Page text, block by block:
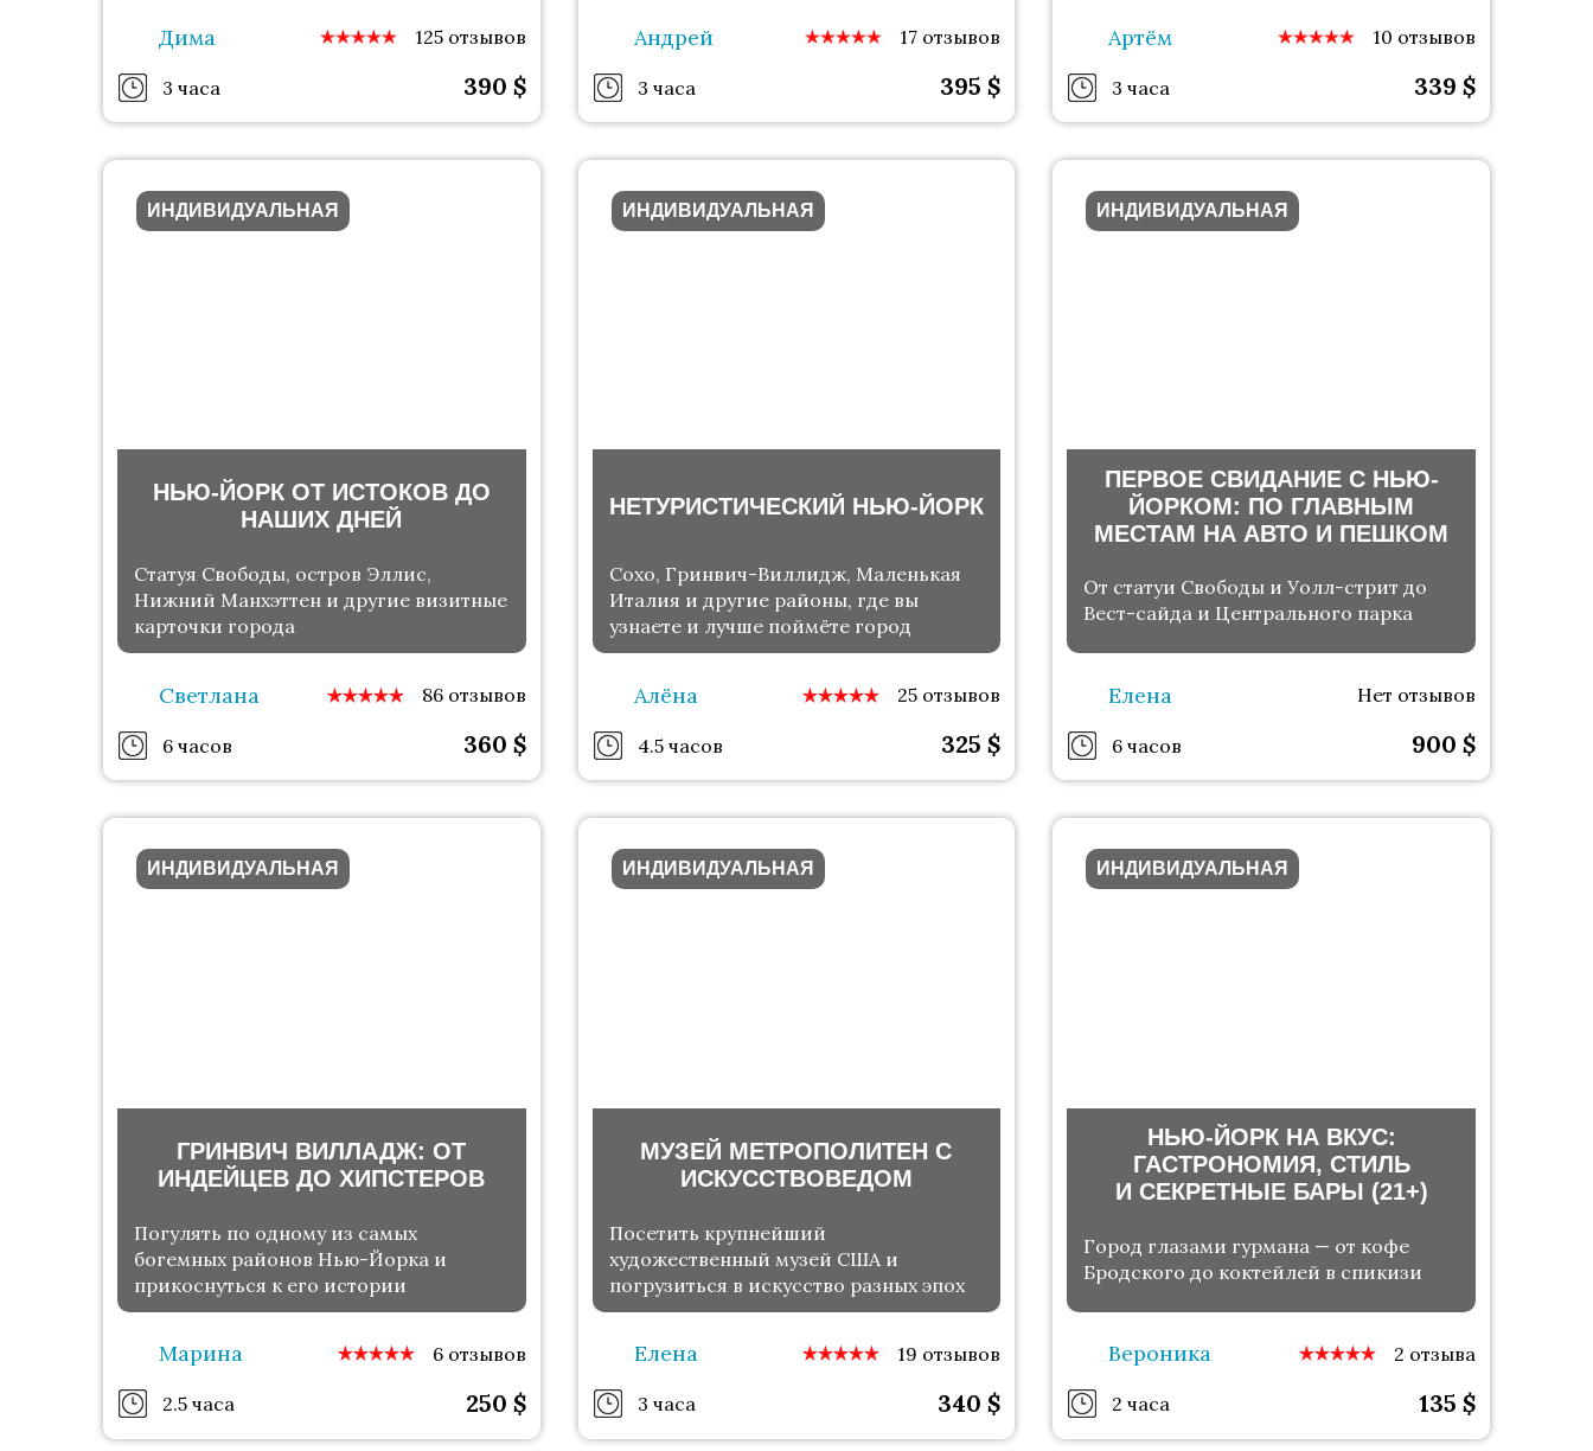
Дима 125 отзывов
3 часа 390 $
Андрей 17 отзывов
3 часа 395$
Артём 10 отзывов
3 часа 339 $
ИНДИВИДУАЛЬНАЯ
НЬЮ-ЙОРК ОТ ИСТОКОВ ДО
НАШИХ ДНЕЙ
Статуя Свободы, остров Эллис,
Нижний Манхэттен и другие визитные
карточки города
Светлана 86 отзывов
6 часов 360 $
ИНДИВИДУАЛЬНАЯ
НЕТУРИСТИЧЕСКИЙ НЬЮ-ЙОРК
Сохо, Гринвич-Виллидж, Маленькая
Италия и другие районы, где вы
узнаете и лучше поймёте город
Алёна 25 отзывов
4.5 часов 325$
ИНДИВИДУАЛЬНАЯ
ПЕРВОЕ СВИДАНИЕ С НЬЮ-
ЙОРКОМ: ПО ГЛАВНЫМ
МЕСТАМ НА АВТО И ПЕШКОМ
От статуи Свободы и Уолл-стрит до
Вест-сайда и Центрального парка
Елена Нет отзывов
6 часов 900 $
ИНДИВИДУАЛЬНАЯ
ГРИНВИЧ ВИЛЛАДЖ: ОТ
ИНДЕЙЦЕВ ДО ХИПСТЕРОВ
Погулять по одному из самых
богемных районов Нью-Йорка и
прикоснуться к его истории
Марина 6 отзывов
2.5 часа 250 $
ИНДИВИДУАЛЬНАЯ
МУЗЕЙ МЕТРОПОЛИТЕН С
ИСКУССТВОВЕДОМ
Посетить крупнейший
художественный музей США и
погрузиться в искусство разных эпох
Елена 19 отзывов
3 часа 340$
ИНДИВИДУАЛЬНАЯ
НЬЮ-ЙОРК НА ВКУС:
ГАСТРОНОМИЯ, СТИЛЬ
И СЕКРЕТНЫЕ БАРЫ (21+)
Город глазами гурмана — от кофе
Бродского до коктейлей в спикизи
Вероника 2 отзыва
2 часа 135 $